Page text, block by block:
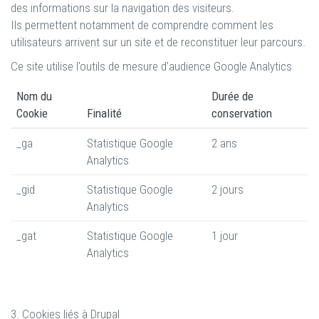
des informations sur la navigation des visiteurs.
Ils permettent notamment de comprendre comment les
utilisateurs arrivent sur un site et de reconstituer leur parcours.
Ce site utilise l'outils de mesure d’audience Google Analytics
Nom du
Cookie
Finalité
Durée de
conservation
_ga
Statistique Google
Analytics
2 ans
_gid
Statistique Google
Analytics
2 jours
_gat
Statistique Google
Analytics
1 jour
3. Cookies liés à Drupal